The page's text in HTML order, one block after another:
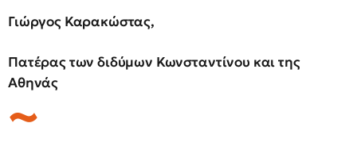
Γιώργος Καρακώστας,
Πατέρας των διδύμων Κωνσταντίνου και της
Αθηνάς